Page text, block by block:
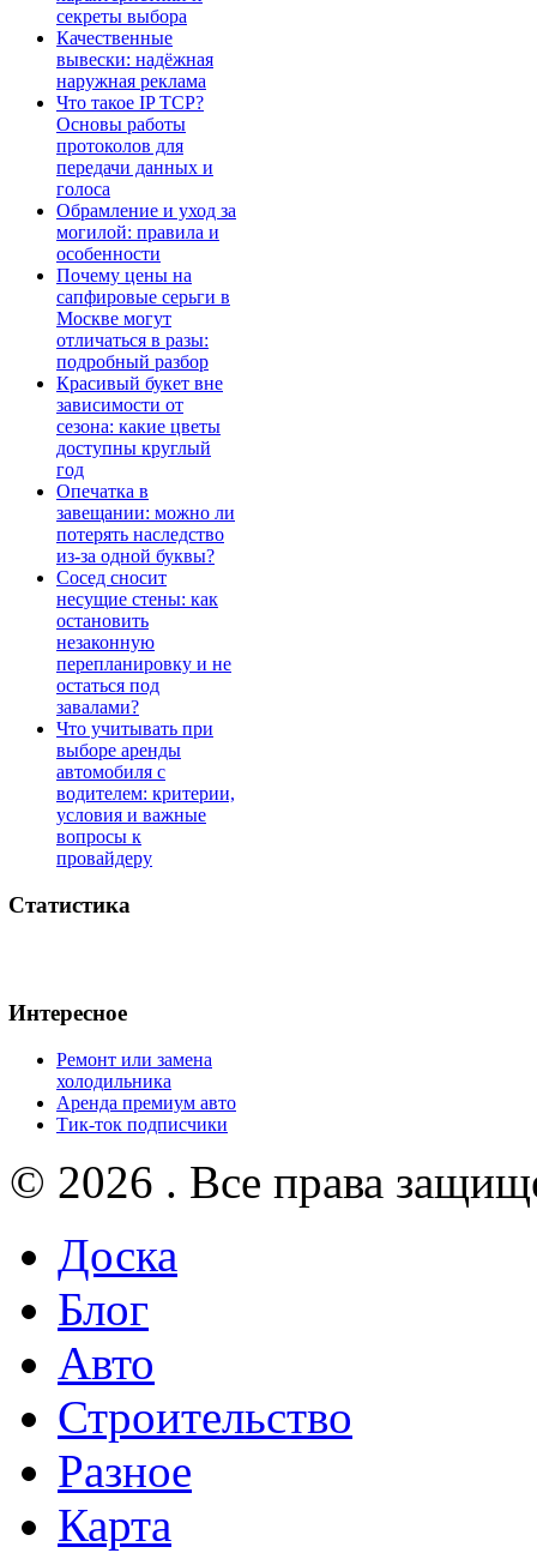
секреты выбора
Качественные
вывески: надёжная
наружная реклама
Что такое IP TCP?
Основы работы
протоколов для
передачи данных и
голоса
Обрамление и уход за
могилой: правила и
особенности
Почему цены на
сапфировые серьги в
Москве могут
отличаться в разы:
подробный разбор
Красивый букет вне
зависимости от
сезона: какие цветы
доступны круглый
год
Опечатка в
завещании: можно ли
потерять наследство
из-за одной буквы?
Сосед сносит
несущие стены: как
остановить
незаконную
перепланировку и не
остаться под
завалами?
Что учитывать при
выборе аренды
автомобиля с
водителем: критерии,
условия и важные
вопросы к
провайдеру
Статистика
Интересное
Ремонт или замена
холодильника
Аренда премиум авто
Тик-ток подписчики
© 2026 . Все права
Доска
Блог
Авто
Строительство
Разное
Карта